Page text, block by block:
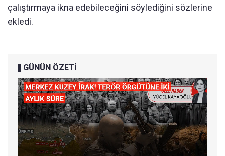
çalıştırmaya ikna edebileceğini söylediğini sözlerine
ekledi.
GÜNÜN ÖZETİ